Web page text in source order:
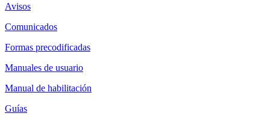
Avisos
Comunicados
Formas precodificadas
Manuales de usuario
Manual de habilitación
Guías